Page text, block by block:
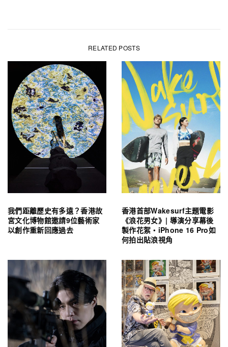
RELATED POSTS
我們距離歷史有多遠？香港故
宮文化博物館邀請9位藝術家
以創作重新回應過去
香港首部Wakesurf主題電影
《浪花男女》| 導演分享幕後
製作花絮・iPhone 16 Pro如
何拍出貼浪視角